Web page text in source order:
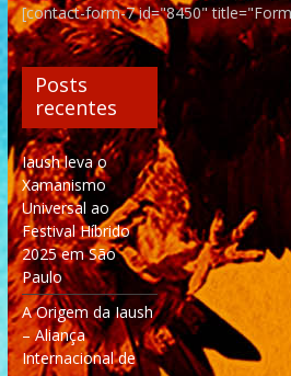
[contact-form-7 id="8450"
Posts
recentes
Iaush leva o
Xamanismo
Universal ao
Festival Híbrido
2025 em São
Paulo
A Origem da Iaush
– Aliança
Internacional de